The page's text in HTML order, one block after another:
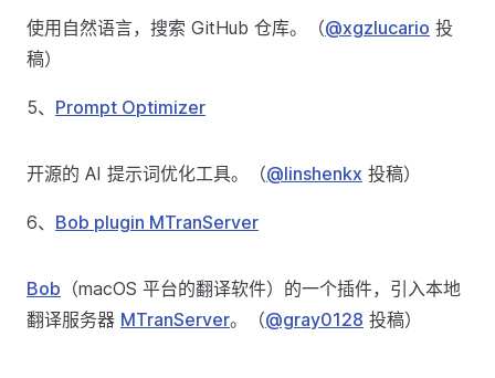
使用自然语言，搜索 GitHub 仓库。（@xgzlucario 投
稿）
5、 Prompt Optimizer
开源的 AI 提示词优化工具。（@linshenkx 投稿）
6、 Bob plugin MTranServer
Bob （macOS 平台的翻译软件）的一个插件，引入本地
翻译服务器 MTranServer。（@gray0128 投稿）